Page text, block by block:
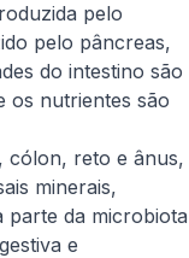
pelo
pelo pâncreas,
do intestino são
os nutrientes são
cólon, reto e ânus,
minerais,
parte da microbiota
e